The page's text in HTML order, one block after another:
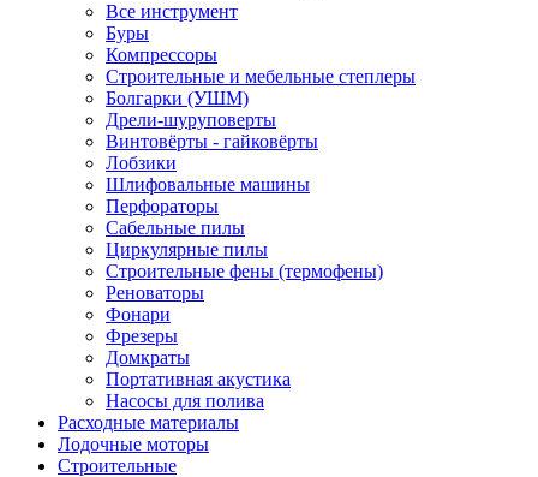
Все инструмент
Буры
Компрессоры
Строительные и мебельные степлеры
Болгарки (УШМ)
Дрели-шуруповерты
Винтовёрты - гайковёрты
Лобзики
Шлифовальные машины
Перфораторы
Сабельные пилы
Циркулярные пилы
Строительные фены (термофены)
Реноваторы
Фонари
Фрезеры
Домкраты
Портативная акустика
Насосы для полива
Расходные материалы
Лодочные моторы
Строительные